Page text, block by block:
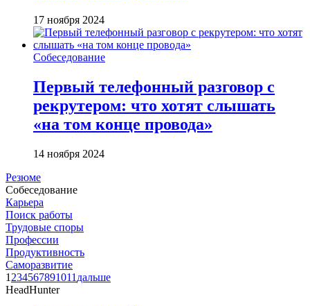
17 ноября 2024
Собеседование
Первый телефонный разговор с
рекрутером: что хотят слышать
«на том конце провода»
14 ноября 2024
Резюме
Собеседование
Карьера
Поиск работы
Трудовые споры
Профессии
Продуктивность
Саморазвитие
1 234567891011 дальше
HeadHunter